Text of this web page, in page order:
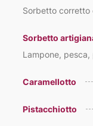
Sorbetto corretto
Sorbetto
Lampone,
Caramellotto
Pistacchiotto